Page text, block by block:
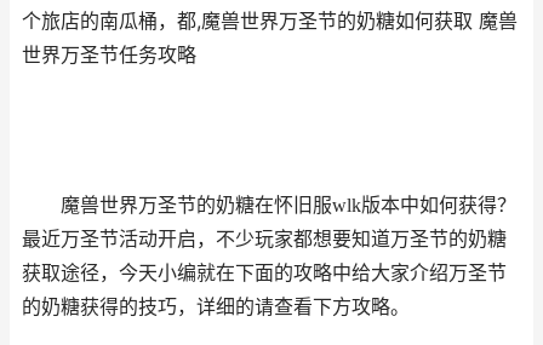
个旅店的南瓜桶，都,魔兽世界万圣节的奶糖如何获取 魔兽
世界万圣节任务攻略
魔兽世界万圣节的奶糖在怀旧服wlk版本中如何获得？
最近万圣节活动开启，不少玩家都想要知道万圣节的奶糖
获取途径，今天小编就在下面的攻略中给大家介绍万圣节
的奶糖获得的技巧，详细的请查看下方攻略。